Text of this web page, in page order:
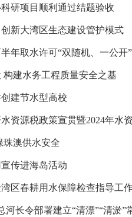
研项目顺利通过结题验收
新大湾区生态建设管护模式
年取水许可“双随机、一公开
建水务工程质量安全之基
建节水型高校
资源税政策宣贯暨2024年水
珠澳供水安全
传进海岛活动
区春耕用水保障检查指导工
河长令部署建立“清漂”“清淤”